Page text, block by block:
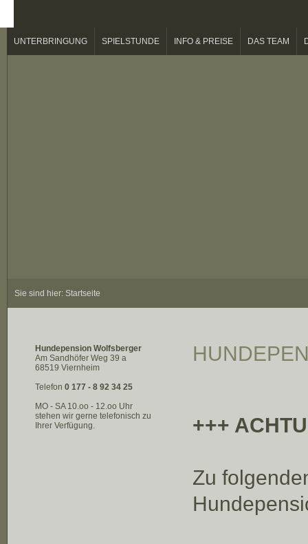
UNTERBRINGUNG SPIELSTUNDE INFO & PREISE DAS TEAM
Sie sind hier: Startseite
+++
Zu
Hundepension Wolfsberger
Am Sandhöfer Weg 39 a
68519 Viernheim
Telefon 0 177 - 8 92 34 25
MO - SA 10.oo - 12.oo Uhr
stehen wir gerne telefonisch zu
Ihrer Verfügung.